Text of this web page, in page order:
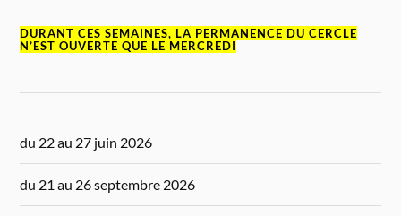
DURANT CES SEMAINES, LA PERMANENCE DU CERCLE
N’EST OUVERTE QUE LE MERCREDI
du 22 au 27 juin 2026
du 21 au 26 septembre 2026